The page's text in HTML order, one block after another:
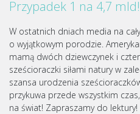
Przypadek 1 na 4,7 mld!
W ostatnich dniach media na
o wyjątkowym porodzie.
mamą dwóch dziewczynek i
sześcioraczki siłami natury w
szansa urodzenia
przykuwa przede wszystkim
na świat! Zapraszamy do lektury!